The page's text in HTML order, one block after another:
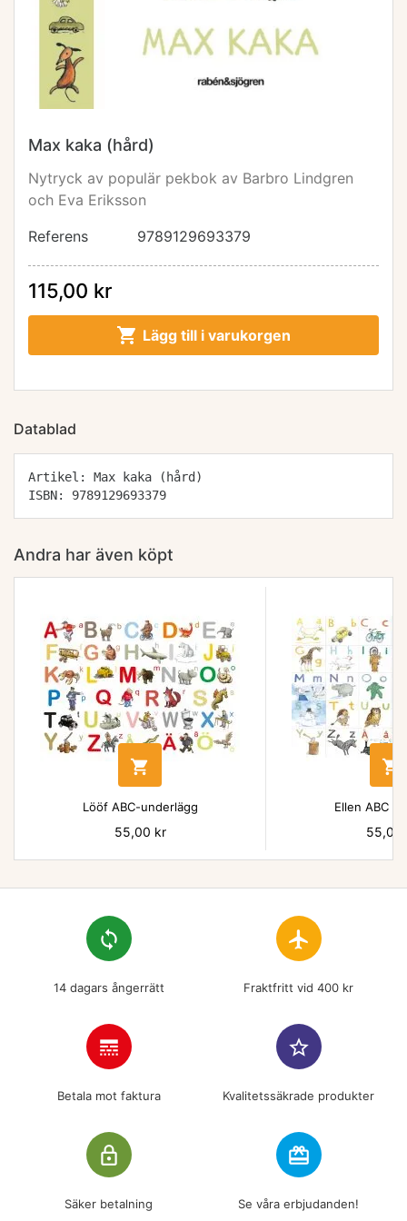
Max kaka (hård)
Nytryck av populär pekbok av Barbro Lindgren
och Eva Eriksson
Referens
9789129693379
115,00 kr
 Lägg till i varukorgen
Datablad
Artikel: Max kaka (hård)
ISBN: 9789129693379
Andra har även köpt

Lööf ABC-underlägg
Pris
55,00 kr

Ellen ABC
Pris
55,00
loop
14 dagars ångerrätt
flight
Fraktfritt vid 400 kr
line_style
Betala mot faktura
star_border
Kvalitetssäkrade produkter
lock_outline
Säker betalning
redeem
Se våra erbjudanden!